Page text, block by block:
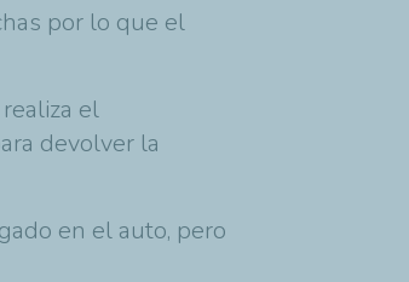
por lo que el
el
devolver la
en el auto, pero